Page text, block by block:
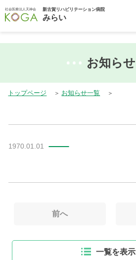
社会医療法人天神会 新古賀リハビリテーション病院
みらい
お知らせ
トップページ お知らせ一覧
1970.01.01
前へ
一覧を表示